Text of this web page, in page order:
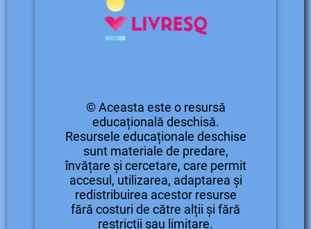
© Aceasta este o resursă
educațională deschisă.
Resursele educaționale deschise
sunt materiale de predare,
învățare și cercetare, care permit
accesul, utilizarea, adaptarea și
redistribuirea acestor resurse
fără costuri de către alții și fără
restricții sau limitare.